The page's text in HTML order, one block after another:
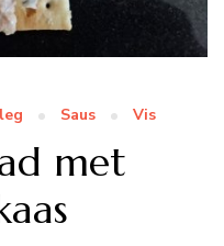
Saus Vis
met